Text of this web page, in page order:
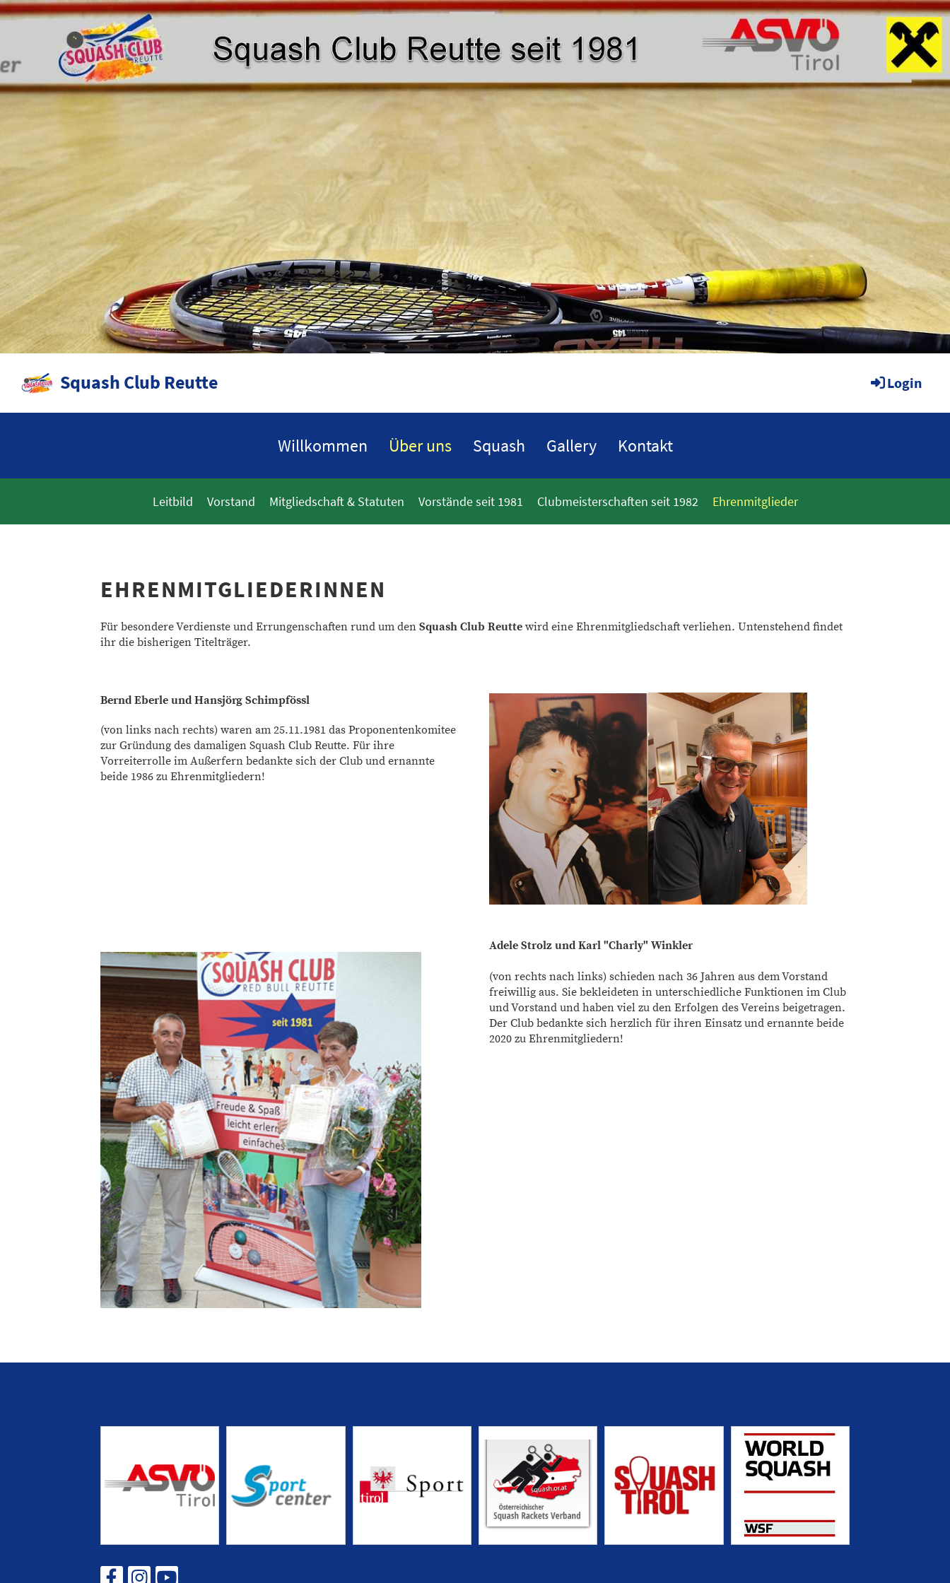
Squash Club Reutte Login
Willkommen Über uns Squash Gallery Kontakt
Leitbild Vorstand Mitgliedschaft & Statuten Vorstände seit 1981 Clubmeisterschaften seit 1982 Ehrenmitglieder
EHRENMITGLIEDERINNEN
Für besondere Verdienste und Errungenschaften rund um den Squash Club Reutte wird eine Ehrenmitgliedschaft verliehen. Untenstehend findet
ihr die bisherigen Titelträger.
Bernd Eberle und Hansjörg Schimpfössl
(von links nach rechts) waren am 25.11.1981 das Proponentenkomitee
zur Gründung des damaligen Squash Club Reutte. Für ihre
Vorreiterrolle im Außerfern bedankte sich der Club und ernannte
beide 1986 zu Ehrenmitgliedern!
Adele Strolz und Karl "Charly" Winkler
(von rechts nach links) schieden nach 36 Jahren aus dem Vorstand
freiwillig aus. Sie bekleideten in unterschiedliche Funktionen im Club
und Vorstand und haben viel zu den Erfolgen des Vereins beigetragen.
Der Club bedankte sich herzlich für ihren Einsatz und ernannte beide
2020 zu Ehrenmitgliedern!